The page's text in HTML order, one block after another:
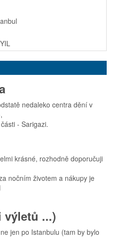
nedaleko centra dění v
- Sarigazi.
krásné, rozhodně doporučuji
nočním životem a nákupy je
výletů ...)
jen po Istanbulu (tam by bylo